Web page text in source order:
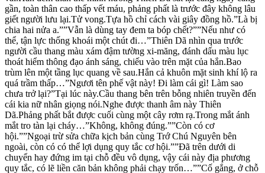
gần, toàn thân cao thấp vết máu, phảng phất là trước đây không lâu
giết người lưu lại.Tử vong.Tựa hồ chỉ cách vài giây đồng hồ.”Là bị
chia hai nửa a.””Vẫn là dùng tay đem ta bóp chết?””Nếu như có
thể, tận lực thống khoái một chút đi…”Thiên Dã nhìn qua trước
người cầu thang màu xám đậm tường xi-măng, đánh dấu màu lục
thoát hiểm thông đạo ánh sáng, chiếu vào trên mặt của hắn.Bao
trùm lên một tầng lục quang về sau.Hắn cả khuôn mặt sinh khí lộ ra
quá trầm thấp…”Ngươi tên phế vật này! Đi làm cái gì! Làm sao
chưa trở lại?”Tại lúc này.Cầu thang bên trên bỗng nhiên truyền đến
cái kia nữ nhân giọng nói.Nghe được thanh âm này Thiên
Dã.Phảng phất bắt được cuối cùng một cây rơm rạ.Trong mắt ánh
mắt tro tàn lại cháy…”Không, không đúng.””Còn có cơ
hội.””Ngoại trừ sửa chữa kịch bản cùng Trớ Chú Nguyên bên
ngoài, còn có có thể lợi dụng quy tắc cơ hội.””Đã trên dưới di
chuyển hay đứng im tại chỗ đều vô dụng, vậy cái này địa phương
quy tắc, có lẽ liền căn bản không phải chạy trốn…””Cố gắng, ở chỗ